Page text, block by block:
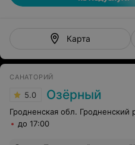
Карта
САНАТОРИЙ
5.0 Озёрный
Гродненская обл. Гродненский
до 17:00